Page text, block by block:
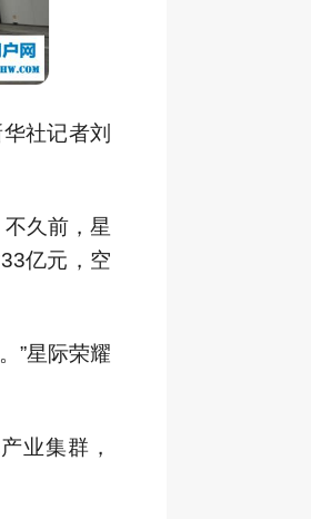
社记者刘
久前，星
亿元，空
”星际荣耀
业集群，